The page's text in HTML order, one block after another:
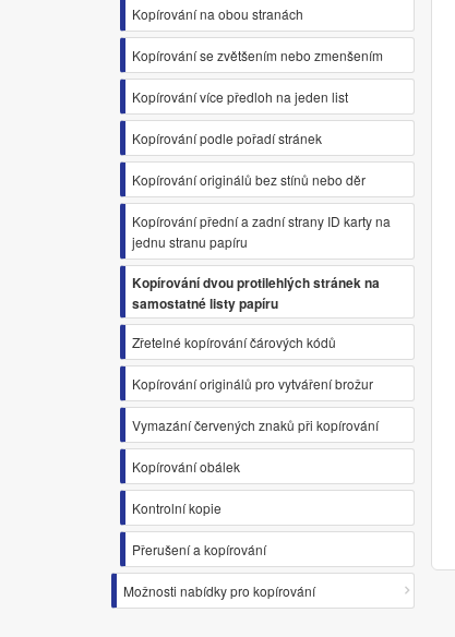
Kopírování na obou stranách
Kopírování se zvětšením nebo zmenšením
Kopírování více předloh na jeden list
Kopírování podle pořadí stránek
Kopírování originálů bez stínů nebo děr
Kopírování přední a zadní strany ID karty na
jednu stranu papíru
Kopírování dvou protilehlých stránek na
samostatné listy papíru
Zřetelné kopírování čárových kódů
Kopírování originálů pro vytváření brožur
Vymazání červených znaků při kopírování
Kopírování obálek
Kontrolní kopie
Přerušení a kopírování
Možnosti nabídky pro kopírování